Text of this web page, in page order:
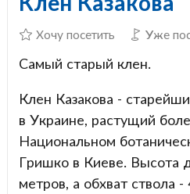
Хочу посетить Уже
Самый старый клен.
Клен Казакова -
в Украине, растущий
Национальном
Гришко в Киеве. Высота
метров, а обхват ствола